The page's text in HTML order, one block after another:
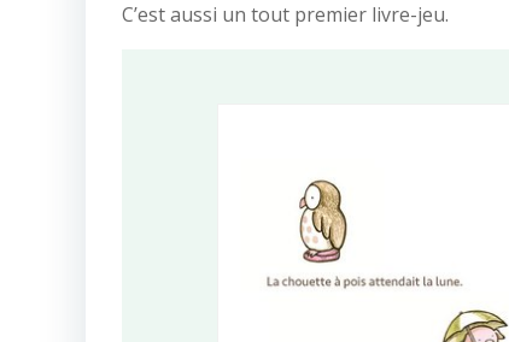
C’est aussi un tout premier livre-jeu.